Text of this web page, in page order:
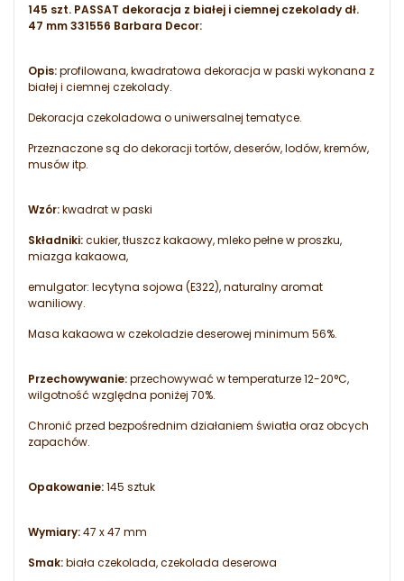
145 szt. PASSAT dekoracja z białej i ciemnej czekolady dł.
47 mm 331556 Barbara Decor:
Opis:profilowana, kwadratowa dekoracja w paski wykonana z
białej i ciemnej czekolady.
Dekoracja czekoladowa o uniwersalnej tematyce.
Przeznaczone są do dekoracji tortów, deserów, lodów, kremów,
musów itp.
Wzór:kwadrat w paski
Składniki:cukier, tłuszcz kakaowy, mleko pełne w proszku,
miazga kakaowa,
emulgator: lecytyna sojowa (E322), naturalny aromat
waniliowy.
Masa kakaowa w czekoladzie deserowej minimum 56%.
Przechowywanie:przechowywać w temperaturze 12-20°C,
wilgotność względna poniżej 70%.
Chronić przed bezpośrednim działaniem światła oraz obcych
zapachów.
Opakowanie:145 sztuk
Wymiary:47 x 47 mm
Smak:biała czekolada, czekolada deserowa